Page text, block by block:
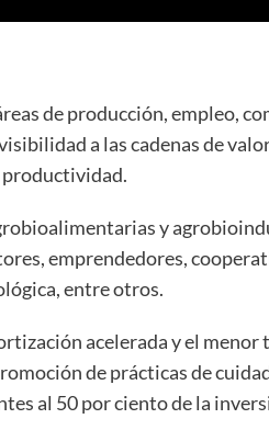
de producción, empleo,
a las cadenas de
productividad.
y
emprendedores,
entre otros.
acelerada y el menor
de prácticas de
al 50 por ciento de la